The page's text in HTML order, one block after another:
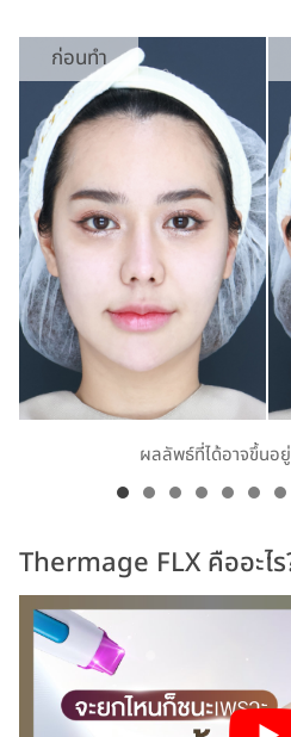
ก่อนทำ
ผลลัพธ์ที่ได้อาจขึ้นอ
Thermage FLX คืออะไร